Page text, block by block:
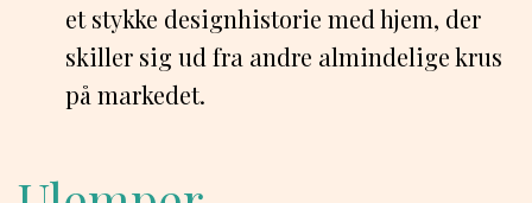
et stykke designhistorie med hjem, der
skiller sig ud fra andre almindelige krus
på markedet.